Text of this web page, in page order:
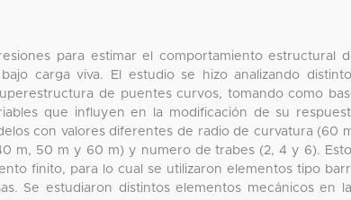
para estimar el comportamiento estructural
carga viva. El estudio se hizo analizando
de puentes curvos, tomando como
que influyen en la modificación de su
con valores diferentes de radio de curvatura (60
m, 50 m y 60 m) y numero de trabes (2, 4 y 6).
finito, para lo cual se utilizaron elementos tipo
Se estudiaron distintos elementos mecánicos en